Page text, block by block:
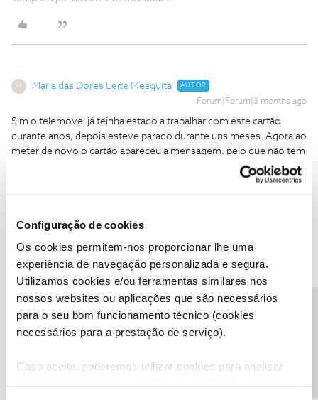
Configuração de cookies
Os cookies permitem-nos proporcionar lhe uma
experiência de navegação personalizada e segura.
Utilizamos cookies e/ou ferramentas similares nos
nossos websites ou aplicações que são necessários
para o seu bom funcionamento técnico (cookies
necessários para a prestação de serviço).
Caso aceite, poderemos utilizar cookies para analisar
M Maria das Dores Leite Mesquita AUTOR
Forum|Forum|3 months ago
Sim o telemovel já teinha estado a trabalhar com este cartão
durante anos, depois esteve parado durante uns meses. Agora ao
meter de novo o cartão apareceu a mensagem, pelo que não tem
Rafaela F. Forum|Forum|3 months ago
Agradecemos o seu feedback, ​ @Maria das Dores Leite Mesquita
Envie-nos, por favor, o contribuinte associado ao serviço por
mensagem privada para o perfil ​@Fórum .
Partilhe com a comunidade caso surja alguma outra questão.